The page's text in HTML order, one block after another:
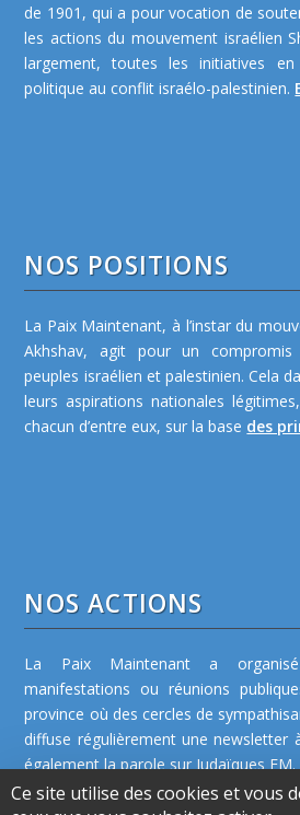
de 1901, qui a pour vocation de
les actions du mouvement israélien
largement, toutes les initiatives en
politique au conflit israélo-palestinien.
NOS POSITIONS
La Paix Maintenant, à l’instar du
Akhshav, agit pour un compromis
peuples israélien et palestinien. Cela
leurs aspirations nationales
chacun d’entre eux, sur la base des
NOS ACTIONS
La Paix Maintenant a
manifestations ou réunions
province où des cercles de
diffuse régulièrement une newsletter
également la parole sur Judaïques FM.
Ce site utilise des cookies et vous